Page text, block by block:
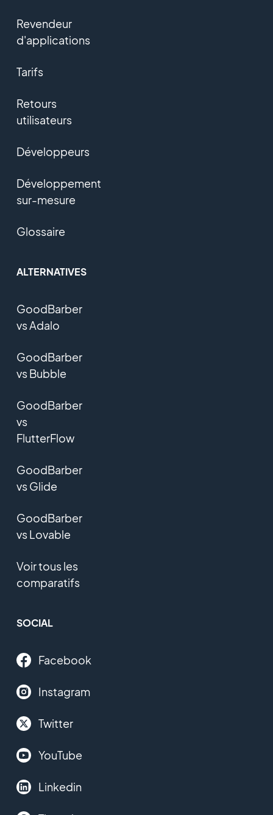
Revendeur
d'applications
Tarifs
Retours
utilisateurs
Développeurs
Développement
sur-mesure
Glossaire
ALTERNATIVES
GoodBarber
vs Adalo
GoodBarber
vs Bubble
GoodBarber
vs
FlutterFlow
GoodBarber
vs Glide
GoodBarber
vs Lovable
Voir tous les
comparatifs
SOCIAL
Facebook
Instagram
Twitter
YouTube
Linkedin